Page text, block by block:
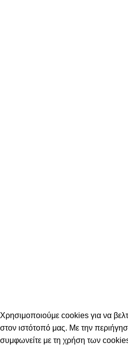
Χρησιμοποιούμε cookies για να
στον ιστότοπό μας. Με την
συμφωνείτε με τη χρήση των